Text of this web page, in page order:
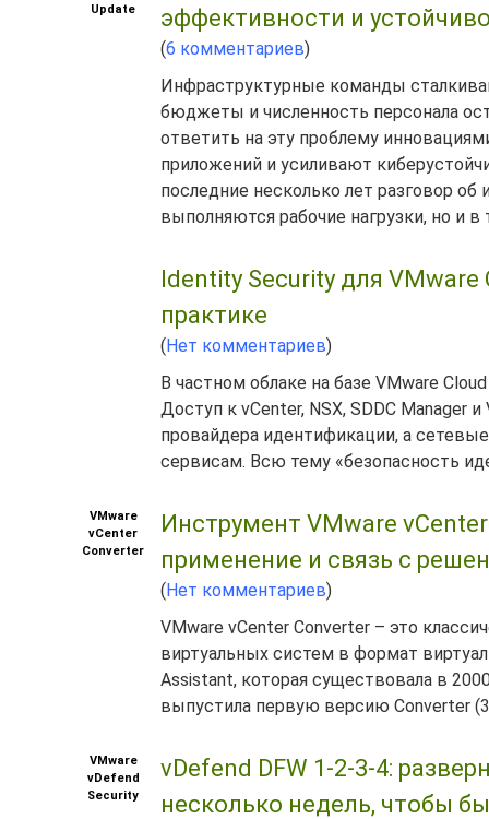
Update
эффективности и
(6 комментариев)
Инфраструктурные команды
бюджеты и численность персонала
ответить на эту проблему
приложений и усиливают
последние несколько лет разговор
выполняются рабочие нагрузки, но и в
Identity Security для VMware
практике
(Нет комментариев)
В частном облаке на базе VMware
Доступ к vCenter, NSX, SDDC Manager
провайдера идентификации, а
сервисам. Всю тему «безопасность
VMware
vCenter
Converter
Инструмент VMware
применение и связь с
(Нет комментариев)
VMware vCenter Converter – это
виртуальных систем в формат
Assistant, которая существовала в
выпустила первую версию Converter
VMware
vDefend
Security
vDefend DFW 1-2-3-4:
несколько недель, чтобы